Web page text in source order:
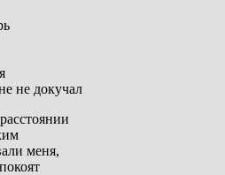
не докучал
меня,